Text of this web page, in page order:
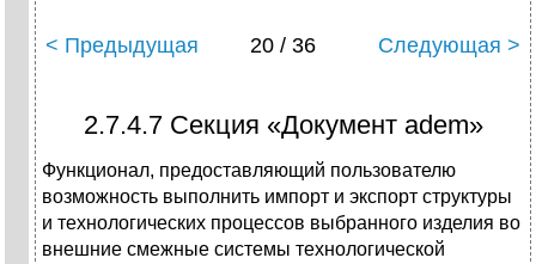
< Предыдущая 20 / 36 Следующая >
2.7.4.7 Секция «Документ adem»
Функционал, предоставляющий пользователю
возможность выполнить импорт и экспорт структуры
и технологических процессов выбранного изделия во
внешние смежные системы технологической